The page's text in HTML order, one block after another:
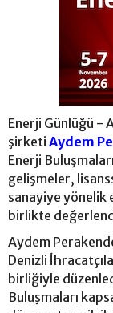
Enerji Günlüğü -
şirketi Aydem
Enerji
gelişmeler,
sanayiye yönelik
birlikte
Aydem
Denizli
birliğiyle
Buluşmaları